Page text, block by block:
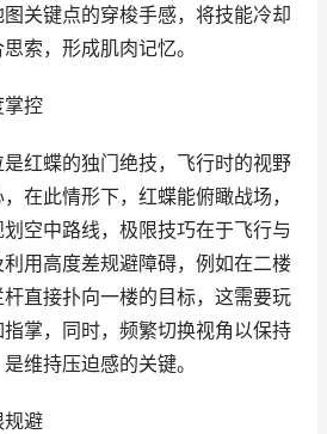
关键点的穿梭手感，将技能冷却
索，形成肌肉记忆。
掌控
红蝶的独门绝技，飞行时的视野
在此情形下，红蝶能俯瞰战场，
空中路线，极限技巧在于飞行与
用高度差规避障碍，例如在二楼
直接扑向一楼的目标，这需要玩
掌，同时，频繁切换视角以保持
维持压迫感的关键。
规避